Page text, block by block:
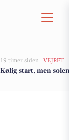
19 timer siden | VEJRET
Kølig start, men